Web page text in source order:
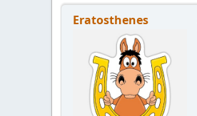
Eratosthenes